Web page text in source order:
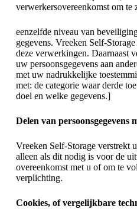
verwerkersovereenkomst om te
eenzelfde niveau van
gegevens. Vreeken Self-
deze verwerkingen. Daarnaast
uw persoonsgegevens aan
met uw nadrukkelijke
met: de categorie waar derde
doel en welke gegevens.]
Delen van persoonsgegevens
Vreeken Self-Storage verstrekt
alleen als dit nodig is voor de
overeenkomst met u of om te
verplichting.
Cookies, of vergelijkbare